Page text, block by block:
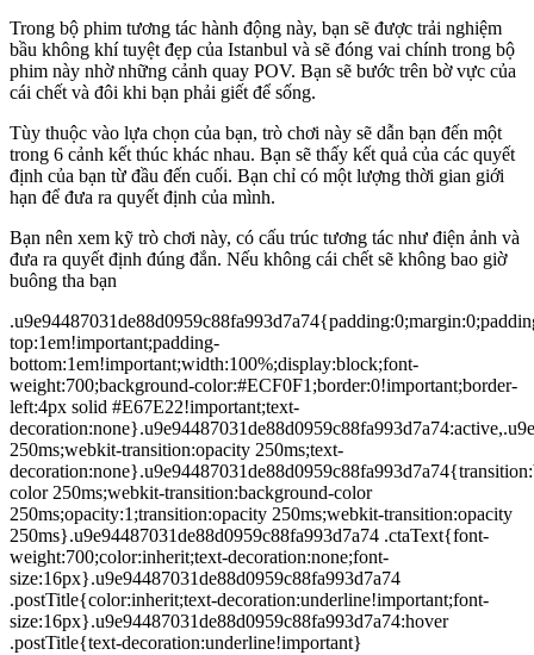
Trong bộ phim tương tác hành động này, bạn sẽ được trải nghiệm
bầu không khí tuyệt đẹp của Istanbul và sẽ đóng vai chính trong bộ
phim này nhờ những cảnh quay POV. Bạn sẽ bước trên bờ vực của
cái chết và đôi khi bạn phải giết để sống.
Tùy thuộc vào lựa chọn của bạn, trò chơi này sẽ dẫn bạn đến một
trong 6 cảnh kết thúc khác nhau. Bạn sẽ thấy kết quả của các quyết
định của bạn từ đầu đến cuối. Bạn chỉ có một lượng thời gian giới
hạn để đưa ra quyết định của mình.
Bạn nên xem kỹ trò chơi này, có cấu trúc tương tác như điện ảnh và
đưa ra quyết định đúng đắn. Nếu không cái chết sẽ không bao giờ
buông tha bạn
top:1em!important;padding-
bottom:1em!important;width:100%;display:block;font-
weight:700;background-color:#ECF0F1;border:0!important;border-
left:4px solid #E67E22!important;text-
250ms;webkit-transition:opacity 250ms;text-
color 250ms;webkit-transition:background-color
250ms;opacity:1;transition:opacity 250ms;webkit-transition:opacity
250ms}.u9e94487031de88d0959c88fa993d7a74 .ctaText{font-
weight:700;color:inherit;text-decoration:none;font-
size:16px}.u9e94487031de88d0959c88fa993d7a74
.postTitle{color:inherit;text-decoration:underline!important;font-
size:16px}.u9e94487031de88d0959c88fa993d7a74:hover
.postTitle{text-decoration:underline!important}